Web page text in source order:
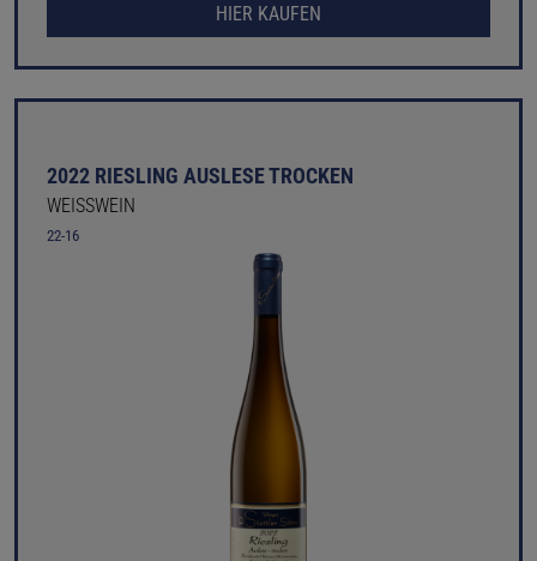
HIER KAUFEN
2022 RIESLING AUSLESE TROCKEN
WEISSWEIN
22-16